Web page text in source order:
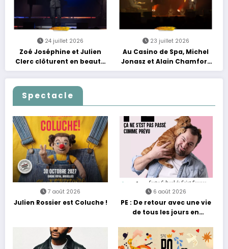
24 juillet 2026
Zoé Joséphine et Julien
Clerc clôturent en beauté
Les Nuits Francofolies au
Casino
23 juillet 2026
Au Casino de Spa, Michel
Jonasz et Alain Chamfort
célèbrent le temps qui
passe… sans jamais céder
Spectacle
7 août 2026
Julien Rossier est Coluche !
6 août 2026
PE : De retour avec une vie
de tous les jours en